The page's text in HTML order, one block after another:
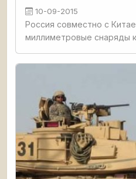
10-09-2015
Россия совместно с
миллиметровые снаряды
беспилотные